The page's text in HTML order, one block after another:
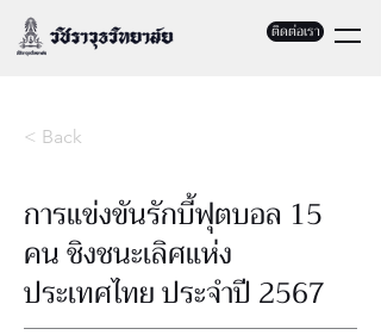
ติดต่อเรา
< Back
การแข่งขันรักบี้ฟุตบอล 15
คน ชิงชนะเลิศแห่ง
ประเทศไทย ประจำปี 2567